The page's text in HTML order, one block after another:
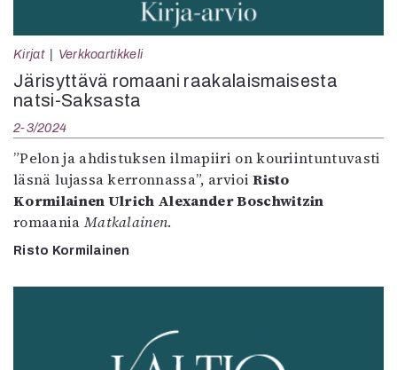
Kirjat Verkkoartikkeli
Järisyttävä romaani raakalaismaisesta
natsi-Saksasta
2-3/2024
”Pelon ja ahdistuksen ilmapiiri on kouriintuntuvasti
läsnä lujassa kerronnassa”, arvioiRisto
Kormilainen Ulrich Alexander Boschwitzin
romaania Matkalainen.
Risto Kormilainen